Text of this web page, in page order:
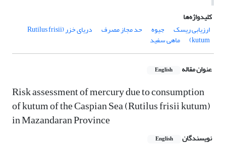
کلیدواژه‌ها
ارزیابی ریسک
جیوه حد مجاز مصرف دریای خزر (Rutilus frisii
kutum) ماهی سفید
عنوان مقاله English
Risk assessment of mercury due to consumption
of kutum of the Caspian Sea (Rutilus frisii kutum)
in Mazandaran Province
نویسندگان English